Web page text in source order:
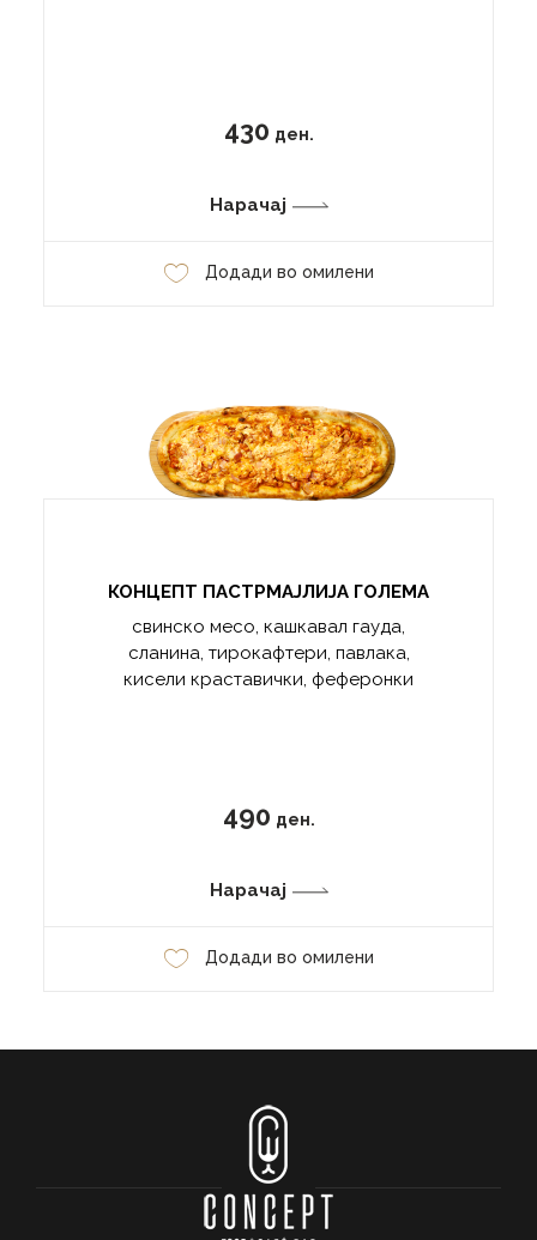
430 ден.
Нарачај
Додади во омилени
КОНЦЕПТ ПАСТРМАЈЛИЈА ГОЛЕМА
свинско месо, кашкавал гауда,
сланина, тирокафтери, павлака,
кисели краставички, феферонки
490 ден.
Нарачај
Додади во омилени